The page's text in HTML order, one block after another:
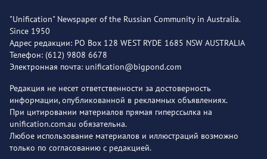
"Unification" Newspaper of the Russian Community in Australia.
Since 1950
Адрес редакции: PO Box 128 WEST RYDE 1685 NSW AUSTRALIA
Телефон: (612) 9808 6678
Электронная почта: unification@bigpond.com
Редакция не несет ответственности за достоверность
информации, опубликованной в рекламных объявлениях.
При цитировании материалов прямая гиперссылка на
unification.com.au обязательна.
Любое использование материалов и иллюстраций возможно
только по согласованию с редакцией.